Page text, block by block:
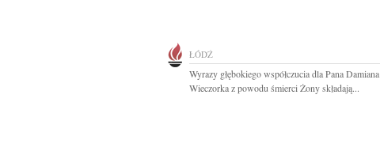
ŁÓDŹ
Wyrazy głębokiego współczucia dla Pana Damiana
Wieczorka z powodu śmierci Żony składają...